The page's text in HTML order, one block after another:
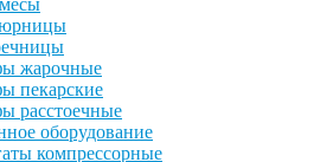
жарочные
пекарские
расстоечные
оборудование
компрессорные